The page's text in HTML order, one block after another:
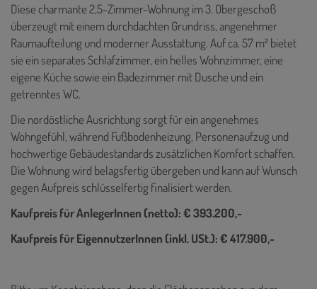
Diese charmante 2,5-Zimmer-Wohnung im 3. Obergeschoß
überzeugt mit einem durchdachten Grundriss, angenehmer
Raumaufteilung und moderner Ausstattung. Auf ca. 57 m² bietet
sie ein separates Schlafzimmer, ein helles Wohnzimmer, eine
eigene Küche sowie ein Badezimmer mit Dusche und ein
getrenntes WC.
Die nordöstliche Ausrichtung sorgt für ein angenehmes
Wohngefühl, während Fußbodenheizung, Personenaufzug und
hochwertige Gebäudestandards zusätzlichen Komfort schaffen.
Die Wohnung wird belagsfertig übergeben und kann auf Wunsch
gegen Aufpreis schlüsselfertig finalisiert werden.
Kaufpreis für AnlegerInnen (netto): € 393.200,-
Kaufpreis für EigennutzerInnen (inkl. USt.): € 417.900,-